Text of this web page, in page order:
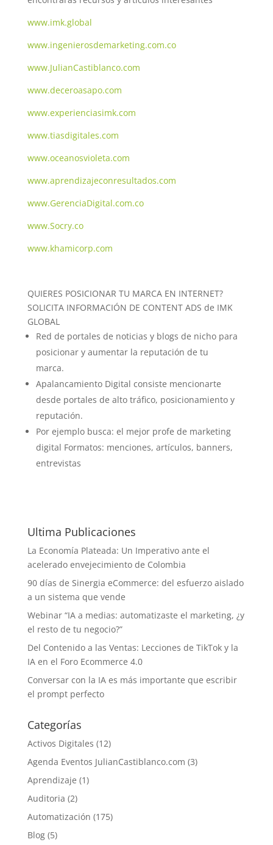
www.imk.global
www.ingenierosdemarketing.com.co
www.JulianCastiblanco.com
www.deceroasapo.com
www.experienciasimk.com
www.tiasdigitales.com
www.oceanosvioleta.com
www.aprendizajeconresultados.com
www.GerenciaDigital.com.co
www.Socry.co
www.khamicorp.com
QUIERES POSICIONAR TU MARCA EN INTERNET?
SOLICITA INFORMACIÓN DE CONTENT ADS de IMK
GLOBAL
Red de portales de noticias y blogs de nicho para
posicionar y aumentar la reputación de tu
marca.
Apalancamiento Digital consiste mencionarte
desde portales de alto tráfico, posicionamiento y
reputación.
Por ejemplo busca: el mejor profe de marketing
digital Formatos: menciones, artículos, banners,
entrevistas
Ultima Publicaciones
La Economía Plateada: Un Imperativo ante el
acelerado envejecimiento de Colombia
90 días de Sinergia eCommerce: del esfuerzo aislado
a un sistema que vende
Webinar “IA a medias: automatizaste el marketing, ¿y
el resto de tu negocio?”
Del Contenido a las Ventas: Lecciones de TikTok y la
IA en el Foro Ecommerce 4.0
Conversar con la IA es más importante que escribir
el prompt perfecto
Categorías
Activos Digitales (12)
Agenda Eventos JulianCastiblanco.com (3)
Aprendizaje (1)
Auditoria (2)
Automatización (175)
Blog(5)